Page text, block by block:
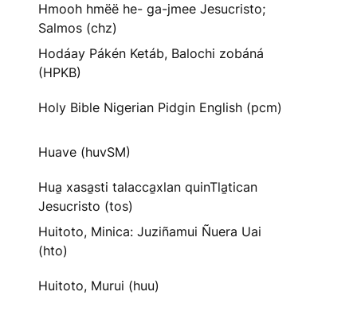
Hmooh hmëë he- ga-jmee Jesucristo;
Salmos (chz)
Hodáay Pákén Ketáb, Balochi zobáná
(HPKB)
Holy Bible Nigerian Pidgin English (pcm)
Huave (huvSM)
Hua̱ xasa̱sti talacca̱xlan quinTla̱tican
Jesucristo (tos)
Huitoto, Minica: Juziñamui Ñuera Uai
(hto)
Huitoto, Murui (huu)